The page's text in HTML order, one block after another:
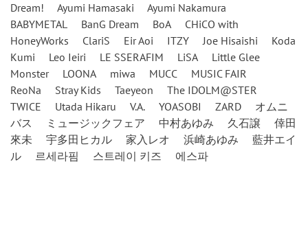
Dream!
Ayumi Hamasaki
Ayumi Nakamura
BABYMETAL
BanG Dream BoA
CHiCO with
HoneyWorks
ClariS Eir Aoi ITZY Joe Hisaishi
Koda
Kumi
Leo Ieiri LE SSERAFIM LiSA
Little Glee
Monster
LOONA miwa MUCC
MUSIC FAIR
ReoNa
Stray Kids Taeyeon
The IDOLM@STER
TWICE
Utada Hikaru V.A. YOASOBI ZARD
オムニ
バス
ミュージックフェア 中村あゆみ 久石譲
倖田
來未
宇多田ヒカル 家入レオ 浜崎あゆみ
藍井エイ
ル
르세라핌 스트레이 키즈 에스파